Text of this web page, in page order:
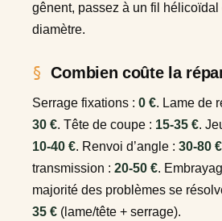
gênent, passez à un fil hélicoïdal
diamètre.
Combien coûte la
Serrage fixations : 0 €. Lame de
30 €. Tête de coupe : 15-35 €.
10-40 €. Renvoi d’angle : 30-80 €
transmission : 20-50 €.
majorité des problèmes se
35 € (lame/tête + serrage).